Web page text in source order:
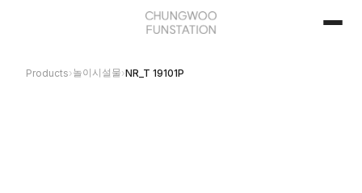
Products›놀이시설물›NR_T 19101P